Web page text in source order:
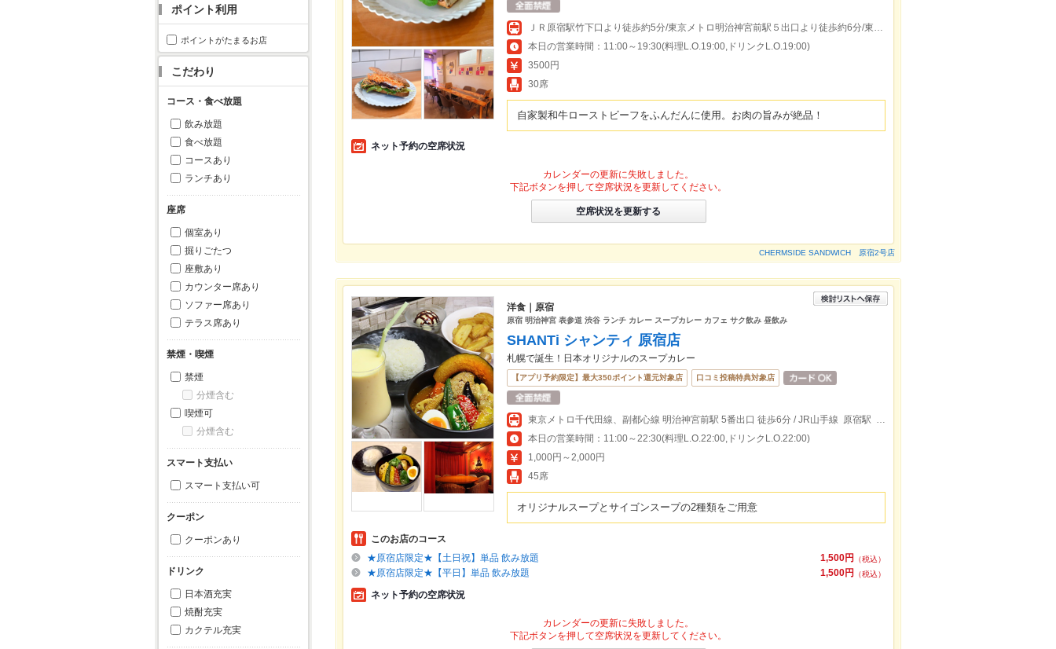
26
27 28 29
ポイント利用
ポイントがたまるお店
こだわり
コース・食べ放題
飲み放題
食べ放題
コースあり
ランチあり
座席
個室あり
掘りごたつ
座敷あり
カウンター席あり
ソファー席あり
テラス席あり
禁煙・喫煙
禁煙
分煙含む
喫煙可
分煙含む
スマート支払い
スマート支払い可
クーポン
クーポンあり
ドリンク
日本酒充実
焼酎充実
カクテル充実
ＪＲ原宿駅竹下口より徒歩約5分/東京メトロ明治神宮前駅５出口より徒歩約6分/東京メトロ表参道駅Ａ２出口より徒歩約15分
本日の営業時間：11:00～19:30(料理L.O.19:00,ドリンクL.O.19:00)
3500円
30席
自家製和牛ローストビーフをふんだんに使用。お肉の旨みが絶品！
ネット予約の空席状況
カレンダーの更新に失敗しました。
下記ボタンを押して空席状況を更新してください。
空席状況を更新する
CHERMSIDE SANDWICH 原宿2号店
洋食｜原宿
原宿 明治神宮 表参道 渋谷 ランチ カレー スープカレー カフェ サク飲み 昼飲み
SHANTi シャンティ 原宿店
札幌で誕生！日本オリジナルのスープカレー
【アプリ予約限定】最大350ポイント還元対象店 口コミ投稿特典対象店
東京メトロ千代田線、副都心線 明治神宮前駅 5番出口 徒歩6分 / JR山手線 原宿駅 竹下口 徒歩8分
本日の営業時間：11:00～22:30(料理L.O.22:00,ドリンクL.O.22:00)
1,000円～2,000円
45席
オリジナルスープとサイゴンスープの2種類をご用意
このお店のコース
1,500円
（税込）
★原宿店限定★【土日祝】単品 飲み放題
1,500円
（税込）
★原宿店限定★【平日】単品 飲み放題
ネット予約の空席状況
カレンダーの更新に失敗しました。
下記ボタンを押して空席状況を更新してください。